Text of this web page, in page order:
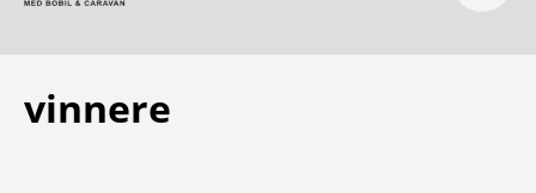
vinnere